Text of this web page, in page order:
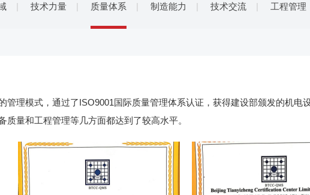
技术力量 质量体系 制造能力 技术交流 工程管理
理模式，通过了ISO9001国际质量管理体系认证，获得建设部颁发的机电
质量和工程管理等几方面都达到了较高水平。